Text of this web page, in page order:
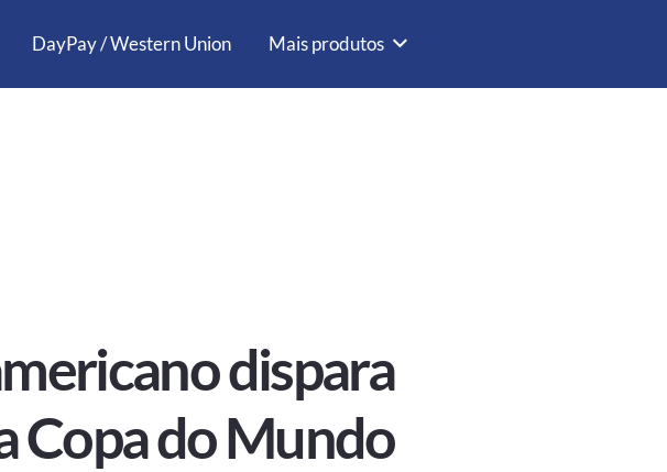
DayPay / Western Union Mais produtos
dispara
Copa do Mundo